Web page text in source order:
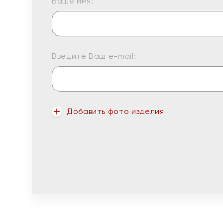
Введите Ваш e-mail:
Добавить фото изделия